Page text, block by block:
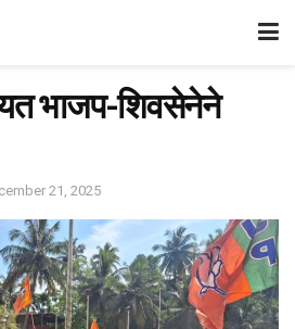
भाजप-शिवसेनेने
21, 2025